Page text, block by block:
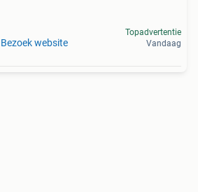
Bezoek website
Topadvertentie
Vandaag